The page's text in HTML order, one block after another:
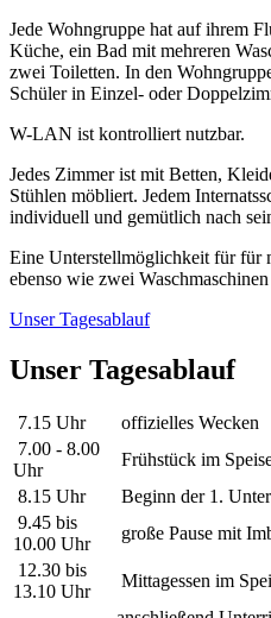
Jede Wohngruppe hat auf ihrem
Küche, ein Bad mit mehreren
zwei Toiletten. In den
Schüler in Einzel- oder
W-LAN ist kontrolliert nutzbar.
Jedes Zimmer ist mit Betten,
Stühlen möbliert. Jedem
individuell und gemütlich nach
Eine Unterstellmöglichkeit für für
ebenso wie zwei
Unser Tagesablauf
Unser Tagesablauf
7.15 Uhr
offizielles Wecken
7.00 - 8.00
Uhr
Frühstück im
8.15 Uhr
Beginn der 1.
9.45 bis
10.00 Uhr
große Pause mit
12.30 bis
13.10 Uhr
Mittagessen im